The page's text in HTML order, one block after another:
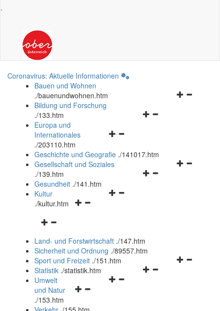
.
Coronavirus: Aktuelle Informationen
Bauen und Wohnen
./bauenundwohnen.htm
Navigationsmenü
Bildung und Forschung
./133.htm
Navigationsmenü
und
schließen
Europa und
Internationales
./203110.htm
Geschichte und Geografie ./141017.htm
Navigationsmenü
Gesellschaft und Soziales
./139.htm
Navigationsmenü
Gesundheit ./141.htm
Navigationsmenü
Kultur
./kultur.htm
Navigationsmenü
und
schließen
Land- und Forstwirtschaft ./147.htm
Sicherheit und Ordnung ./89557.htm
Navigationsmenü
Sport und Freizeit ./151.htm
Navigationsmenü
Statistik ./statistik.htm
Navigationsmenü
und
Umwelt
und Natur
./153.htm